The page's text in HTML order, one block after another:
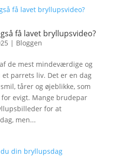
få lavet bryllupsvideo?
| Bloggen
de mest mindeværdige og
parrets liv. Det er en dag
tårer og øjeblikke, som
evigt. Mange brudepar
for at
men...